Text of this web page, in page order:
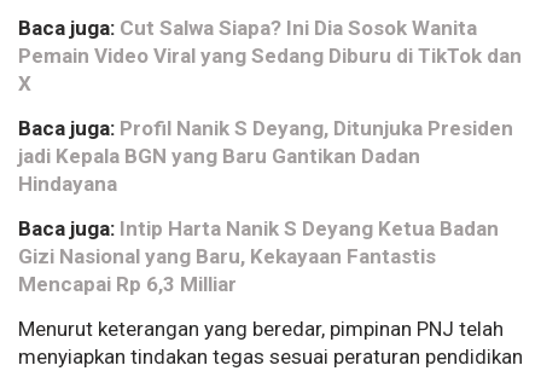
Baca juga: Cut Salwa Siapa? Ini Dia Sosok Wanita
Pemain Video Viral yang Sedang Diburu di TikTok dan
X
Baca juga: Profil Nanik S Deyang, Ditunjuka Presiden
jadi Kepala BGN yang Baru Gantikan Dadan
Hindayana
Baca juga: Intip Harta Nanik S Deyang Ketua Badan
Gizi Nasional yang Baru, Kekayaan Fantastis
Mencapai Rp 6,3 Milliar
Menurut keterangan yang beredar, pimpinan PNJ telah
menyiapkan tindakan tegas sesuai peraturan pendidikan